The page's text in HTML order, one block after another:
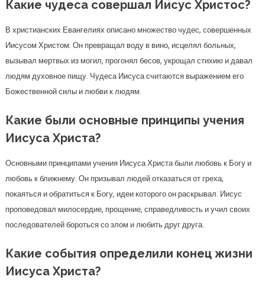
Какие чудеса совершал Иисус Христос?
В христианских Евангелиях описано множество чудес, совершенных
Иисусом Христом. Он превращал воду в вино, исцелял больных,
вызывал мертвых из могил, прогонял бесов, укрощал стихию и давал
людям духовное пищу. Чудеса Иисуса считаются выражением его
Божественной силы и любви к людям.
Какие были основные принципы учения
Иисуса Христа?
Основными принципами учения Иисуса Христа были любовь к Богу и
любовь к ближнему. Он призывал людей отказаться от греха,
покаяться и обратиться к Богу, идеи которого он раскрывал. Иисус
проповедовал милосердие, прощение, справедливость и учил своих
последователей бороться со злом и любить друг друга.
Какие события определили конец жизни
Иисуса Христа?